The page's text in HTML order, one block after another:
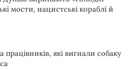
мости, нацистські кораблі й
які вигнали собаку